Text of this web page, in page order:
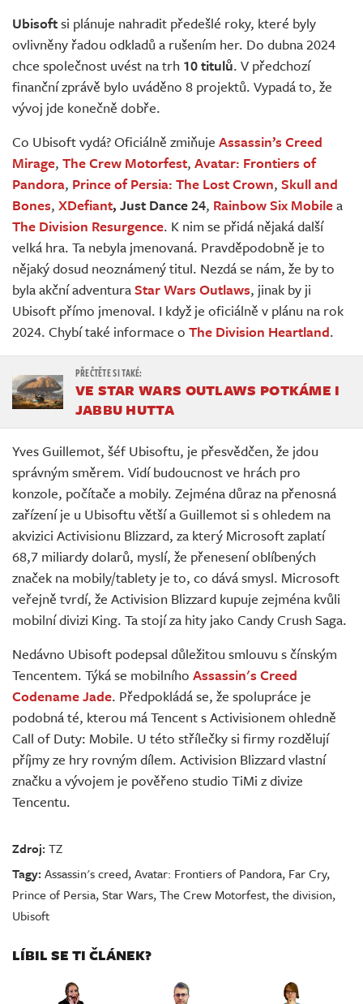
Živě
Ubisoftsi plánuje nahradit předešlé roky, které byly
ovlivněny řadou odkladů a rušením her. Do dubna 2024
chce společnost uvést na trh 10 titulů. V předchozí
finanční zprávě bylo uváděno 8 projektů. Vypadá to, že
vývoj jde konečně dobře.
Co Ubisoft vydá? Oficiálně zmiňuje Assassin’s Creed
Mirage, The Crew Motorfest, Avatar: Frontiers of
Pandora, Prince of Persia: The Lost Crown, Skull and
Bones, XDefiant, Just Dance 24, Rainbow Six Mobilea
The Division Resurgence. K nim se přidá nějaká další
velká hra. Ta nebyla jmenovaná. Pravděpodobně je to
nějaký dosud neoznámený titul. Nezdá se nám, že by to
byla akční adventuraStar Wars Outlaws, jinak by ji
Ubisoft přímo jmenoval. I když je oficiálně v plánu na rok
2024. Chybí také informace o The Division Heartland.
VE STAR WARS OUTLAWS POTKÁME I
JABBU HUTTA
Yves Guillemot, šéf Ubisoftu, je přesvědčen, že jdou
správným směrem. Vidí budoucnost ve hrách pro
konzole, počítače a mobily. Zejména důraz na přenosná
zařízení je u Ubisoftu větší a Guillemot si s ohledem na
akvizici Activisionu Blizzard, za který Microsoft zaplatí
68,7 miliardy dolarů, myslí, že přenesení oblíbených
značek na mobily/tablety je to, co dává smysl. Microsoft
veřejně tvrdí, že Activision Blizzard kupuje zejména kvůli
mobilní divizi King. Ta stojí za hity jako Candy Crush Saga.
Nedávno Ubisoft podepsal důležitou smlouvu s čínským
Tencentem. Týká se mobilního Assassin's Creed
Codename Jade. Předpokládá se, že spolupráce je
podobná té, kterou má Tencent s Activisionem ohledně
Call of Duty: Mobile. U této střílečky si firmy rozdělují
příjmy ze hry rovným dílem. Activision Blizzard vlastní
značku a vývojem je pověřeno studio TiMi z divize
Tencentu.
Zdroj:TZ
Tagy:Assassin's creed,Avatar: Frontiers of Pandora, Far Cry,
Prince of Persia,Star Wars,The Crew Motorfest,the division,
Ubisoft
LÍBIL SE TI ČLÁNEK?